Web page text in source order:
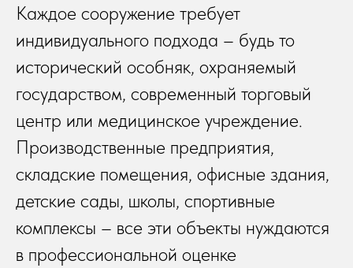
Каждое сооружение требует
индивидуального подхода – будь то
исторический особняк, охраняемый
государством, современный торговый
центр или медицинское учреждение.
Производственные предприятия,
складские помещения, офисные здания,
детские сады, школы, спортивные
комплексы – все эти объекты нуждаются
в профессиональной оценке